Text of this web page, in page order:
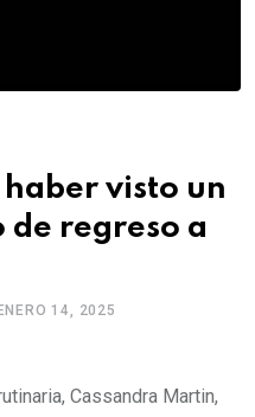
visto un
de regreso a
ENERO 14, 2025
Cassandra Martin,